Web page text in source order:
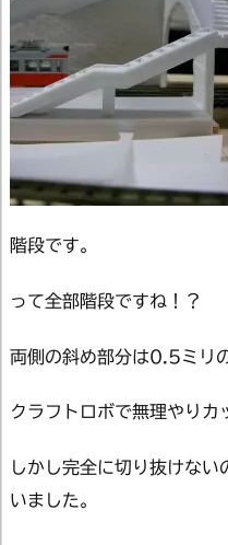
階段です。
って全部階段ですね！？
両側の斜め部分は0.5ミリ
クラフトロボで無理やりカ
しかし完全に切り抜けな
いました。